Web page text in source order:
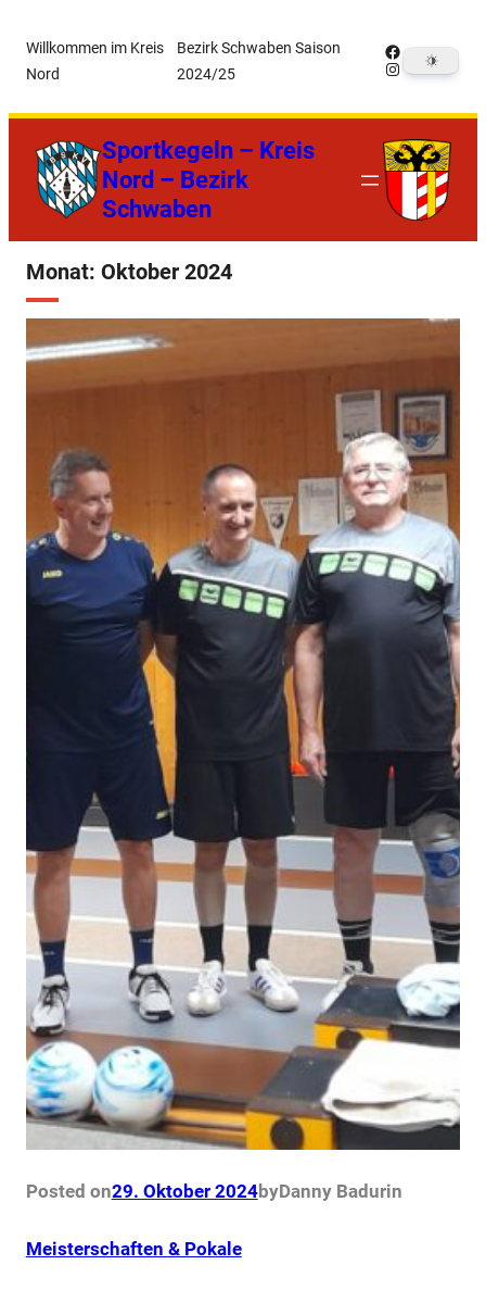
Inhalt
springen
Willkommen im Kreis
Nord
Bezirk Schwaben Saison
2024/25
Facebook
Instagram
Sportkegeln – Kreis
Nord – Bezirk
Schwaben
Monat: Oktober 2024
Posted on29. Oktober 2024byDanny Badurin
Meisterschaften & Pokale